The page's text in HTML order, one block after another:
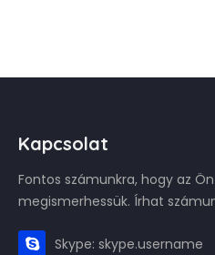
Kapcsolat
Fontos számunkra, hogy az
megismerhessük. Írhat
Skype: skype.username